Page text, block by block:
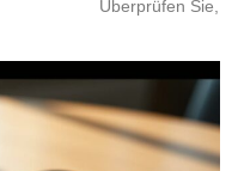
Überprüfen Sie,